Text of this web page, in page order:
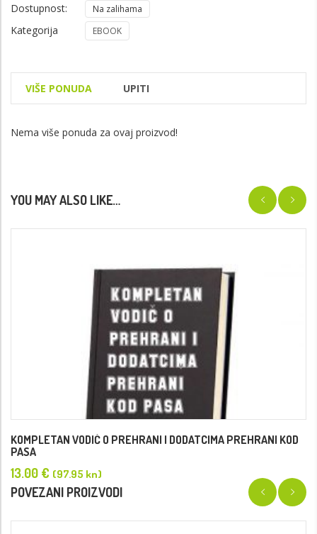
Dostupnost: Na zalihama
Kategorija EBOOK
VIŠE PONUDA UPITI
Nema više ponuda za ovaj proizvod!
YOU MAY ALSO LIKE…
KOMPLETAN VODIČ O PREHRANI I DODATCIMA PREHRANI KOD
PASA
13.00 € (97.95 kn)
POVEZANI PROIZVODI